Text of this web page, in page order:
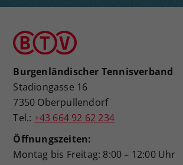
Burgenländischer Tennisverband
Stadiongasse 16
7350 Oberpullendorf
Tel.: +43 664 92 62 234
Öffnungszeiten:
Montag bis Freitag: 8:00 – 12:00 Uhr